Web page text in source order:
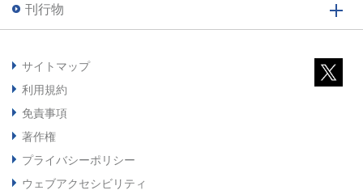
刊行物
サイトマップ
利用規約
免責事項
著作権
プライバシーポリシー
ウェブアクセシビリティ